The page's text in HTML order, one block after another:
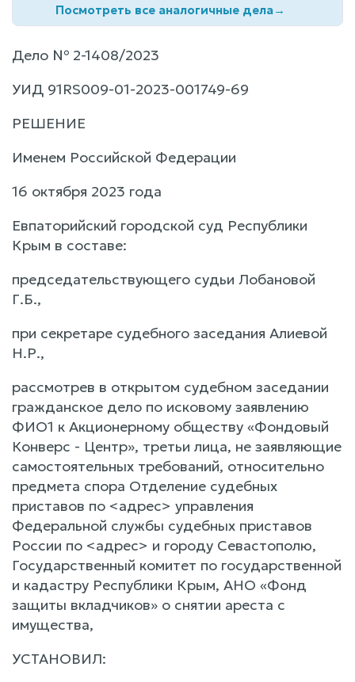
Посмотреть все аналогичные дела→
Дело № 2-1408/2023
УИД 91RS009-01-2023-001749-69
РЕШЕНИЕ
Именем Российской Федерации
16 октября 2023 года
Евпаторийский городской суд Республики
Крым в составе:
председательствующего судьи Лобановой
Г.Б.,
при секретаре судебного заседания Алиевой
Н.Р.,
рассмотрев в открытом судебном заседании
гражданское дело по исковому заявлению
ФИО1 к Акционерному обществу «Фондовый
Конверс - Центр», третьи лица, не заявляющие
самостоятельных требований, относительно
предмета спора Отделение судебных
приставов по <адрес> управления
Федеральной службы судебных приставов
России по <адрес> и городу Севастополю,
Государственный комитет по государственной
и кадастру Республики Крым, АНО «Фонд
защиты вкладчиков» о снятии ареста с
имущества,
УСТАНОВИЛ: